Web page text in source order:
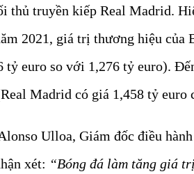
thủ truyền kiếp Real Madrid.
2021, giá trị thương hiệu của
tỷ euro so với 1,276 tỷ euro).
Madrid có giá 1,458 tỷ euro
Ulloa, Giám đốc điều
xét: “Bóng đá làm tăng giá